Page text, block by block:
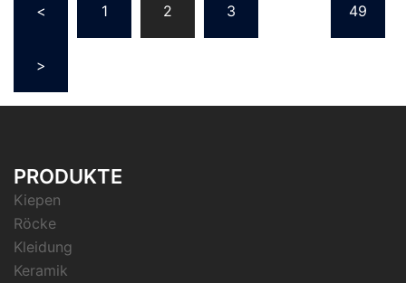
der
Beiträge
< 1 2 3 49
>
PRODUKTE
Kiepen
Röcke
Kleidung
Keramik